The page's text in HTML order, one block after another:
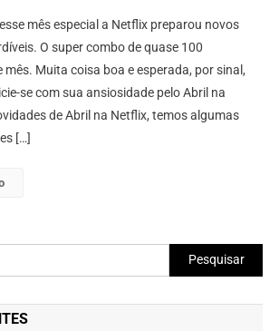
mês especial a Netflix preparou novos
O super combo de quase 100
mês. Muita coisa boa e esperada, por sinal,
se com sua ansiosidade pelo Abril na
de Abril na Netflix, temos algumas
[…]
Pesquisar
por: